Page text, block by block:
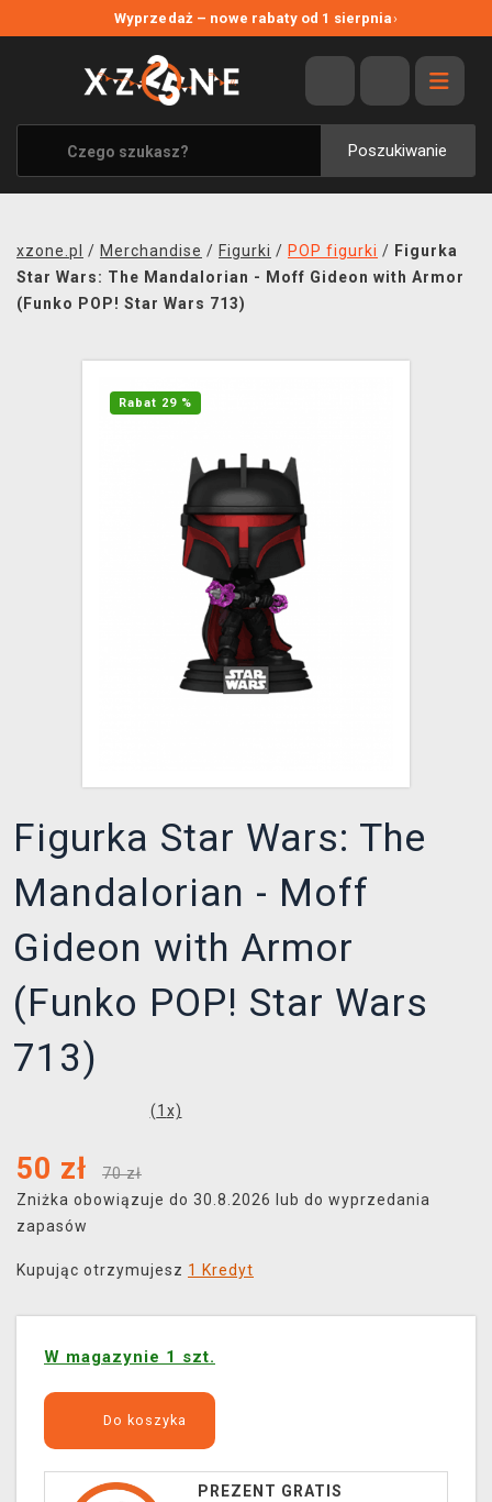
Wyprzedaż – nowe rabaty od 1 sierpnia›
Poszukiwanie
WYPRZEDAŻ
WSZYSTKIE MARKI
XZONE ORIGINALS
UBRANIA I AKCESORIA
SOUNDTRACKI
xzone.pl / Merchandise / Figurki / POP figurki / Figurka
Star Wars: The Mandalorian - Moff Gideon with Armor
(Funko POP! Star Wars 713)
Rabat 29 %
Figurka Star Wars: The
Mandalorian - Moff
Gideon with Armor
(Funko POP! Star Wars
713)
(1 x)
50 zł
70 zł
Zniżka obowiązuje do 30.8.2026 lub do wyprzedania
zapasów
Kupując otrzymujesz 1 Kredyt
W magazynie 1 szt.
Do koszyka
PREZENT GRATIS